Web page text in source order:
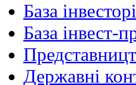
База
База інвест-
Державні